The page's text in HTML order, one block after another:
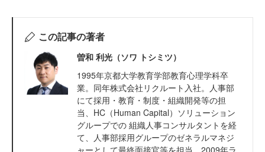
この記事の著者
曽和 利光（ソワ トシミツ）
1995年京都大学教育学部教育心理学科卒
業。同年株式会社リクルート入社。人事部
にて採用・教育・制度・組織開発等の担
当、HC（Human Capital）ソリューション
グループでの 組織人事コンサルタントを経
て、人事部採用グループのゼネラルマネジ